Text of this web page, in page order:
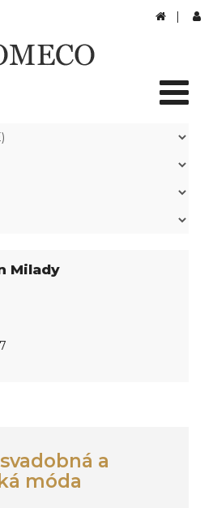
|
Milady
a
móda